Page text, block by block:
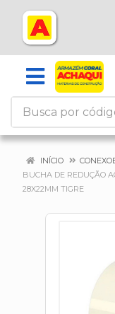
INÍCIO
BUCHA DE REDUÇÃO
28X22MM TIGRE